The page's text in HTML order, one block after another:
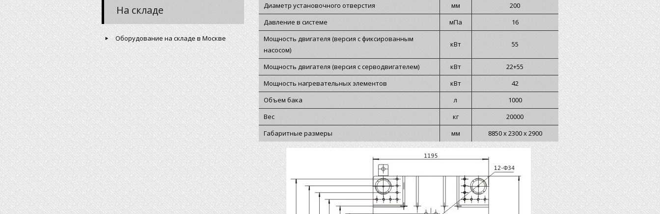
На складе
Оборудование на складе в Москве
Диаметр установочного отверстия
мм
200
Давление в системе
мПа
16
Мощность двигателя (версия с фиксированным
насосом)
кВт 55
Мощность двигателя (версия с серводвигателем) кВт
22+55
Мощность нагревательных элементов
кВт
42
Объем бака
л
1000
Вес
кг
20000
Габаритные размеры
мм 8850 х 2300 х 2900